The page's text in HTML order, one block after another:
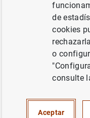
de la SEPA
Las
de
cookies
o
consulte
Aceptar